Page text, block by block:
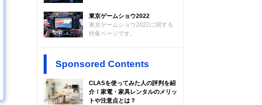
東京ゲームショウ2022
東京ゲームショウ2022に関する
特集ページです。
Sponsored Contents
CLASを使ってみた人の評判を紹
介！家電・家具レンタルのメリッ
トや注意点とは？